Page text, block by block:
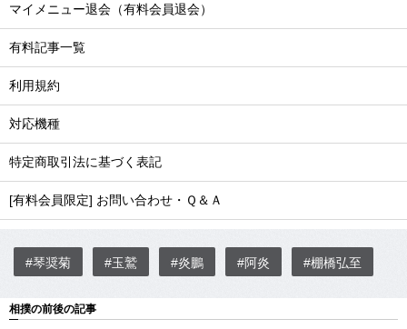
マイメニュー退会（有料会員退会）
有料記事一覧
利用規約
対応機種
特定商取引法に基づく表記
[有料会員限定] お問い合わせ・Ｑ＆Ａ
#琴奨菊 #玉鷲 #炎鵬 #阿炎 #棚橋弘至
相撲の前後の記事